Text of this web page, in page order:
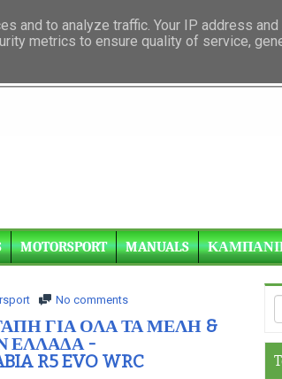
MOTORSPORT MANUALS
No comments
ΓΙΑ ΟΛΑ ΤΑ ΜΕΛΗ &
ΕΛΛΑΔΑ -
R5 EVO WRC
and to analyze traffic. Your IP address
metrics to ensure quality of service,